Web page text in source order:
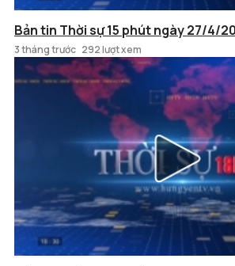
Bản tin Thời sự 15 phút ngày 27/4/
3 tháng trước 292 lượt xem